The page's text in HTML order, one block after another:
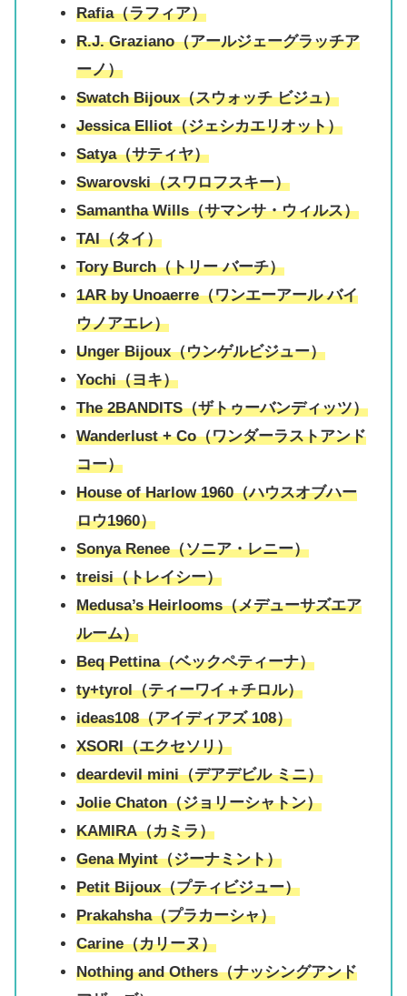
Rafia（ラフィア）
R.J. Graziano（アールジェーグラッチア
ーノ）
Swatch Bijoux（スウォッチ ビジュ）
Jessica Elliot（ジェシカエリオット）
Satya（サティヤ）
Swarovski（スワロフスキー）
Samantha Wills（サマンサ・ウィルス）
TAI（タイ）
Tory Burch（トリー バーチ）
1AR by Unoaerre（ワンエーアール バイ
ウノアエレ）
Unger Bijoux（ウンゲルビジュー）
Yochi（ヨキ）
The 2BANDITS（ザトゥーバンディッツ）
Wanderlust + Co（ワンダーラストアンド
コー）
House of Harlow 1960（ハウスオブハー
ロウ1960）
Sonya Renee（ソニア・レニー）
treisi（トレイシー）
Medusa’s Heirlooms（メデューサズエア
ルーム）
Beq Pettina（ベックペティーナ）
ty+tyrol（ティーワイ＋チロル）
ideas108（アイディアズ 108）
XSORI（エクセソリ）
deardevil mini（デアデビル ミニ）
Jolie Chaton（ジョリーシャトン）
KAMIRA（カミラ）
Gena Myint（ジーナミント）
Petit Bijoux（プティビジュー）
Prakahsha（プラカーシャ）
Carine（カリーヌ）
Nothing and Others（ナッシングアンド